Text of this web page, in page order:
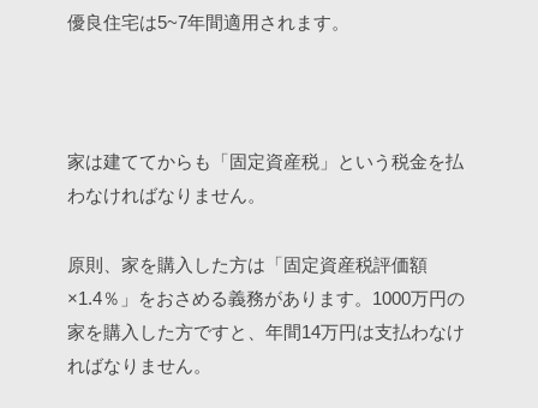
優良住宅は5~7年間適用されます。
家は建ててからも「固定資産税」という税金を払
わなければなりません。
原則、家を購入した方は「固定資産税評価額
×1.4％」をおさめる義務があります。1000万円の
家を購入した方ですと、年間14万円は支払わなけ
ればなりません。